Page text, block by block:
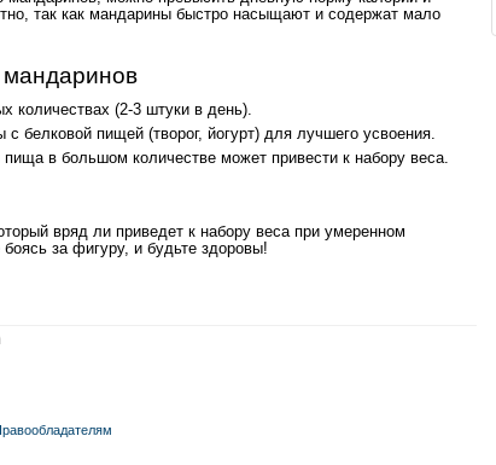
так как мандарины быстро насыщают и содержат мало
количествах (2-3 штуки в день).
белковой пищей (творог, йогурт) для лучшего усвоения.
в большом количестве может привести к набору веса.
вряд ли приведет к набору веса при умеренном
за фигуру, и будьте здоровы!